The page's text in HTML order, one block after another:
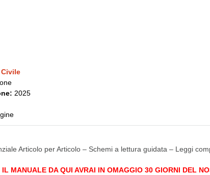
2025
Articolo per Articolo – Schemi a lettura guidata – Leggi
MANUALE DA QUI AVRAI IN OMAGGIO 30 GIORNI DEL